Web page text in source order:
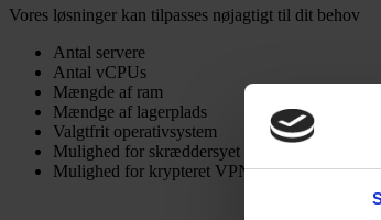
Vores løsninger kan tilpasses nøjagtigt til dit behov
Antal servere
Antal vCPUs
Mængde af ram
Mændge af lagerplads
Valgtfrit operativsystem
Mulighed for skræddersyet backup
Mulighed for krypteret VPN forbindelse